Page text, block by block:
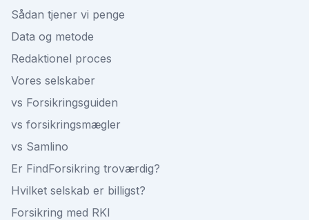
Sådan tjener vi penge
Data og metode
Redaktionel proces
Vores selskaber
vs Forsikringsguiden
vs forsikringsmægler
vs Samlino
Er FindForsikring troværdig?
Hvilket selskab er billigst?
Forsikring med RKI